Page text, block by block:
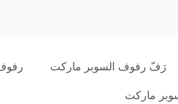
رَفّ رفوف السوبر ماركت
ماركت